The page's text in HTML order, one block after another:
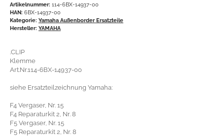
Artikelnummer: 114-6BX-14937-00
HAN: 6BX-14937-00
Kategorie: Yamaha Außenborder Ersatzteile
Hersteller: YAMAHA
.CLIP
Klemme
Art.Nr.114-6BX-14937-00
siehe Ersatzteilzeichnung Yamaha:
F4 Vergaser, Nr. 15
F4 Reparaturkit 2, Nr. 8
F5 Vergaser, Nr. 15
F5 Reparaturkit 2, Nr. 8